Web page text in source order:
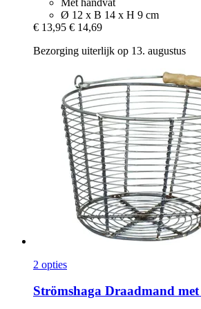
Ø 12 x B 14 x H 9 cm
€ 13,95 € 14,69
Bezorging uiterlijk op 13. augustus
2 opties
Strömshaga Draadmand